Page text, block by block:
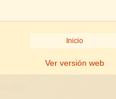
Inicio
Ver versión web